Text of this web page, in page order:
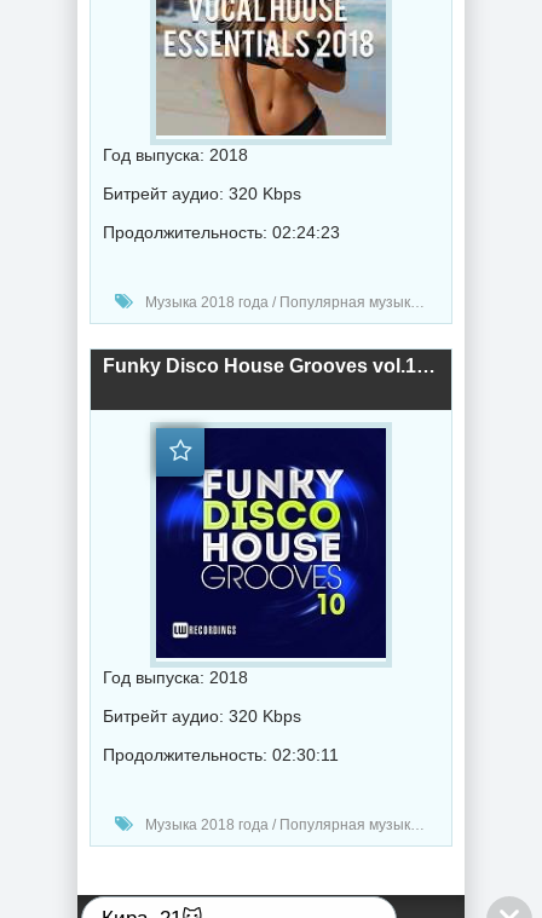
Год выпуска: 2018
Битрейт аудио: 320 Kbps
Продолжительность: 02:24:23
Музыка 2018 года / Популярная музыка / Хаус музыка / Диско музыка
Funky Disco House Grooves vol.10 (2018) торрент
Год выпуска: 2018
Битрейт аудио: 320 Kbps
Продолжительность: 02:30:11
Музыка 2018 года / Популярная музыка / Хаус музыка